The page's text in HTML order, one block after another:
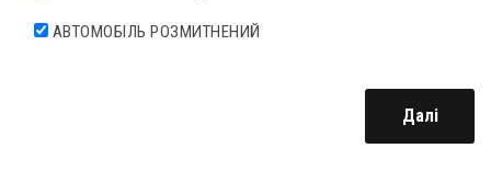
АВТОМОБІЛЬ РОЗМИТНЕНИЙ
Далі